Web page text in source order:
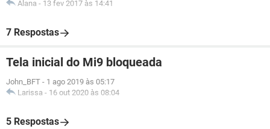
Alana - 13 fev 2017 às 14:41
7 Respostas
Tela inicial do Mi9 bloqueada
John_BFT - 1 ago 2019 às 05:17
Larissa - 16 out 2020 às 08:04
5 Respostas